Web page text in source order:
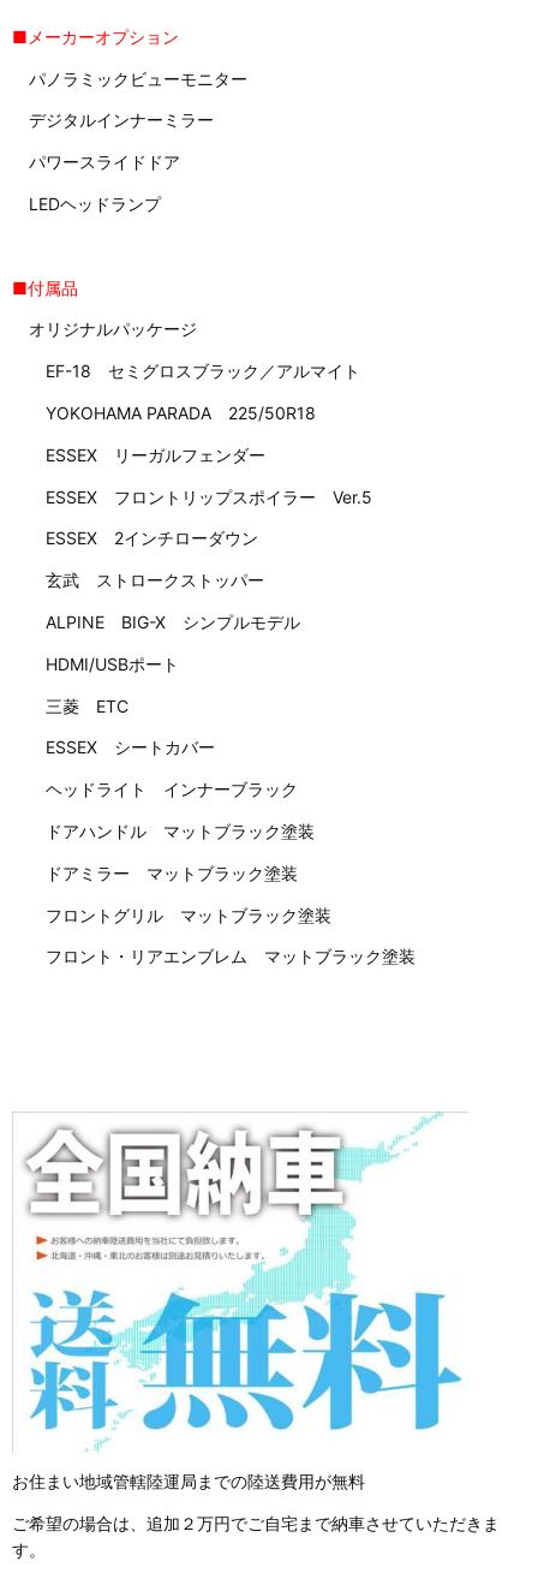
■メーカーオプション
パノラミックビューモニター
デジタルインナーミラー
パワースライドドア
LEDヘッドランプ
■付属品
オリジナルパッケージ
EF-18 セミグロスブラック／アルマイト
YOKOHAMA PARADA 225/50R18
ESSEX リーガルフェンダー
ESSEX フロントリップスポイラー Ver.5
ESSEX 2インチローダウン
玄武 ストロークストッパー
ALPINE BIG-X シンプルモデル
HDMI/USBポート
三菱 ETC
ESSEX シートカバー
ヘッドライト インナーブラック
ドアハンドル マットブラック塗装
ドアミラー マットブラック塗装
フロントグリル マットブラック塗装
フロント・リアエンブレム マットブラック塗装
お住まい地域管轄陸運局までの陸送費用が無料
ご希望の場合は、追加２万円でご自宅まで納車させていただきま
す。